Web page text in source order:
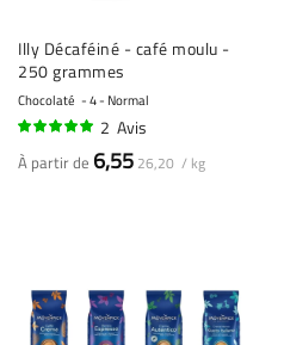
Illy Décaféiné - café moulu -
250 grammes
Chocolaté 4 - Normal
2 Avis
À partir de 6,55 26,20 / kg